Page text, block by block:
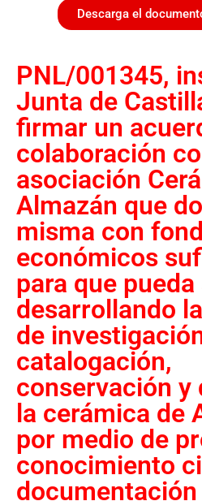
PNL/001345,
Junta de
firmar un
colaboración
asociación
Almazán que
misma con
económicos
para que
desarrollando
de
catalogación,
conservación y
la cerámica de
por medio de
conocimiento
documentación
Descarga el